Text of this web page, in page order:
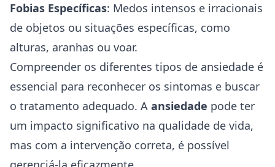
Fobias Específicas: Medos intensos e irracionais
de objetos ou situações específicas, como
alturas, aranhas ou voar.
Compreender os diferentes tipos de ansiedade é
essencial para reconhecer os sintomas e buscar
o tratamento adequado. A ansiedade pode ter
um impacto significativo na qualidade de vida,
mas com a intervenção correta, é possível